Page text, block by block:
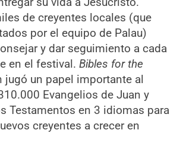
de creyentes locales (que
por el equipo de Palau)
y dar seguimiento a cada
en el festival.Bibles for the
un papel importante al
Evangelios de Juan y
Testamentos en 3 idiomas para
creyentes a crecer en